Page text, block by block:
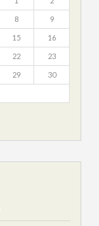
8 9
15 16
22 23
29 30